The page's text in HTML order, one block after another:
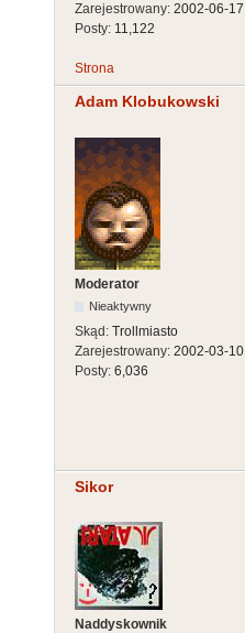
Zarejestrowany: 2002-06-17
Posty: 11,122
Strona
Adam Klobukowski
Moderator
Nieaktywny
Skąd: Trollmiasto
Zarejestrowany: 2002-03-10
Posty: 6,036
Sikor
Naddyskownik